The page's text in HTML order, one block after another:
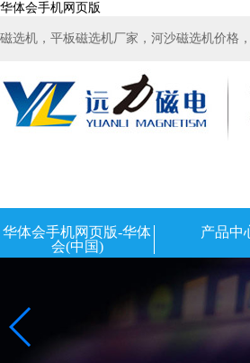
华体会手机网页版
磁选机，平板磁选机厂家，河沙磁选机价格
华体会手机网页版-华体
会(中国)
产品中